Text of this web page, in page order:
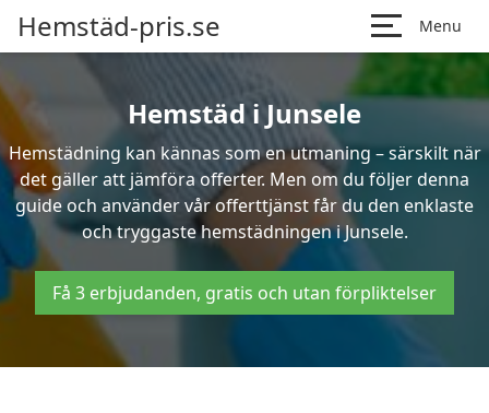
Hemstäd-pris.se Menu
Hemstäd i Junsele
Hemstädning kan kännas som en utmaning – särskilt när
det gäller att jämföra offerter. Men om du följer denna
guide och använder vår offerttjänst får du den enklaste
och tryggaste hemstädningen i Junsele.
Få 3 erbjudanden, gratis och utan förpliktelser